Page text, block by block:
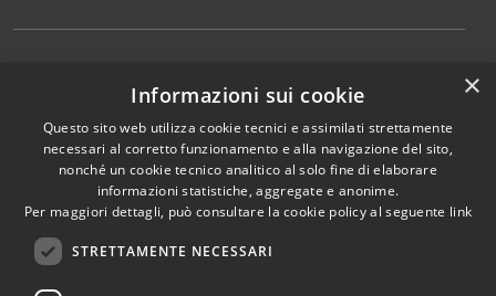
Amministrazione trasparente
Informativa privacy
Note legali
Dichiarazione di accessibilità
×
Informazioni sui cookie
Questo sito web utilizza cookie tecnici e assimilati strettamente
necessari al corretto funzionamento e alla navigazione del sito,
nonché un cookie tecnico analitico al solo fine di elaborare
informazioni statistiche, aggregate e anonime.
Per maggiori dettagli, può consultare la cookie policy al seguente link
STRETTAMENTE NECESSARI